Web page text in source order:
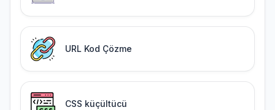
URL Kod Çözme
CSS küçültücü